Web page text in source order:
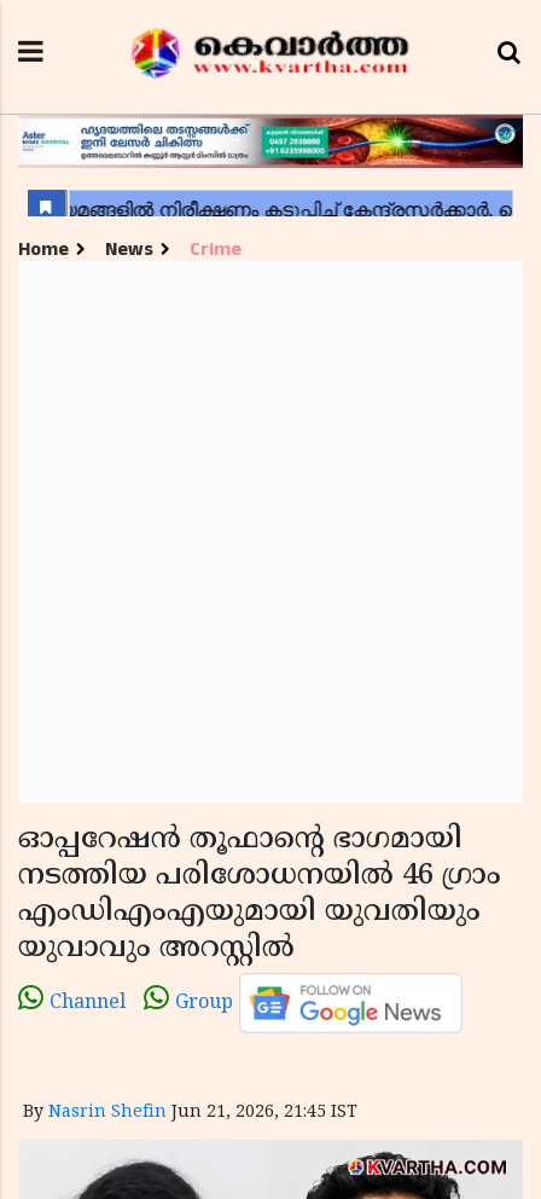
Home News Crime
ഓപ്പറേഷൻ തൂഫാന്റെ ഭാഗമായി
നടത്തിയ പരിശോധനയിൽ 46 ഗ്രാം
എംഡിഎംഎയുമായി യുവതിയും
യുവാവും അറസ്റ്റിൽ
Channel Group
By Nasrin Shefin Jun 21, 2026, 21:45 IST